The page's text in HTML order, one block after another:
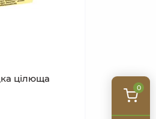
0
цілюща